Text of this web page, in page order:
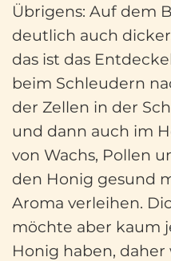
Übrigens: Auf dem
deutlich auch
das ist das
beim Schleudern
der Zellen in der
und dann auch im
von Wachs, Pollen
den Honig gesund
Aroma verleihen.
möchte aber kaum
Honig haben,